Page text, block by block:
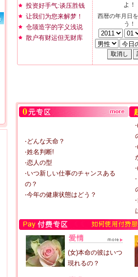
投资好手气:谈压胜钱
让我们为您来解梦！
仓颉造字的字义浅说
散户有财运但无财库
よ！
西暦の年月日
う！
‧どんな天命？
‧姓名判断!
‧恋人の型
‧いつ新しい仕事のチャンスある
の？
‧今年の健康状態はどう？
(女)本命の彼はいつ
現れるの？